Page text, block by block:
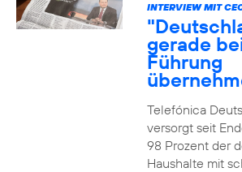
INTERVIEW MIT
gerade
Führung
Telefónica
versorgt seit
98 Prozent der
Haushalte mit